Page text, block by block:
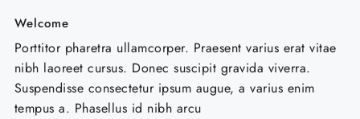
Welcome
Porttitor pharetra ullamcorper. Praesent varius erat vitae
nibh laoreet cursus. Donec suscipit gravida viverra.
Suspendisse consectetur ipsum augue, a varius enim
tempus a. Phasellus id nibh arcu